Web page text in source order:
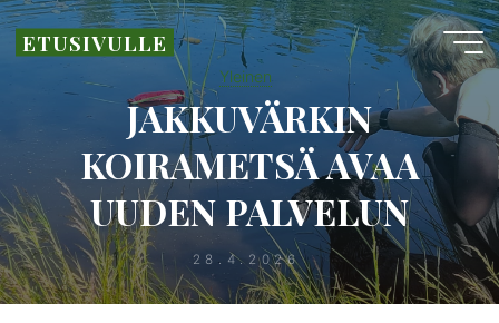
Skip
ETUSIVULLE
Yleinen
JAKKUVÄRKIN
KOIRAMETSÄ AVAA
UUDEN PALVELUN
28.4.2026